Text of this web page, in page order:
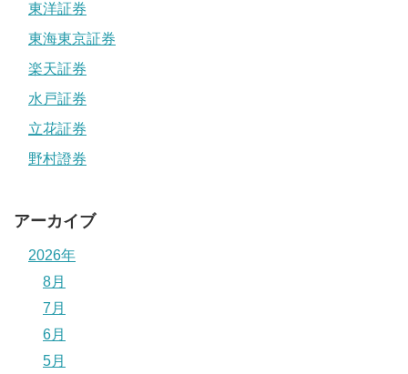
東洋証券
東海東京証券
楽天証券
水戸証券
立花証券
野村證券
アーカイブ
2026年
8月
7月
6月
5月